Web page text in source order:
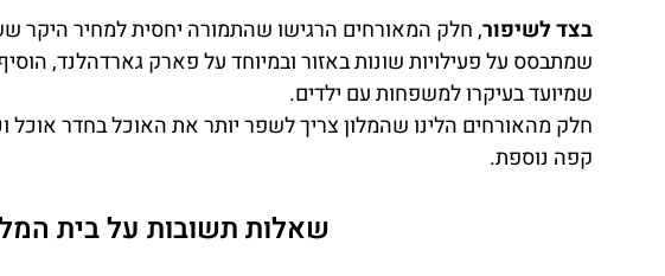
בצד לשיפור, חלק המאורחים הרגישו שהתמורה יחסית למחיר היקר
שמתבסס על פעילויות שונות באזור ובמיוחד על פארק גארדהלנד,
שמיועד בעיקרו למשפחות עם ילדים.
חלק מהאורחים הלינו שהמלון צריך לשפר יותר את האוכל בחדר אוכל
קפה נוספת.
שאלות תשובות על בית